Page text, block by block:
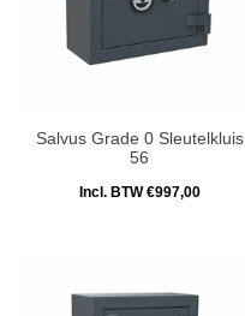
Salvus Grade 0 Sleutelkluis
56
Incl. BTW €997,00